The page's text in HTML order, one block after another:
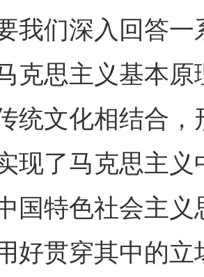
我们深入回答
克思主义基本
统文化相结合
现了马克思主
国特色社会主
好贯穿其中的